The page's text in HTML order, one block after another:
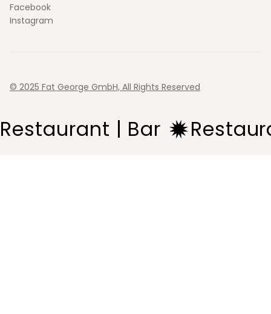
Restaurant | Bar
Facebook
Instagram
© 2025 Fat George GmbH, All Rights Reserved